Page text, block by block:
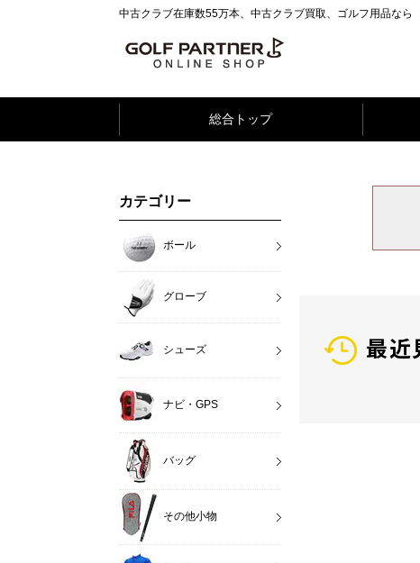
中古クラブ在庫数55万本、中古クラブ買取、ゴルフ用品な
総合トップ
最近
カテゴリー
ボール
グローブ
シューズ
ナビ・GPS
バッグ
その他小物